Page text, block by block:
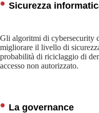
Sicurezza
Gli algoritmi di cybersecurity
migliorare il livello di
probabilità di riciclaggio di
accesso non autorizzato.
La governance